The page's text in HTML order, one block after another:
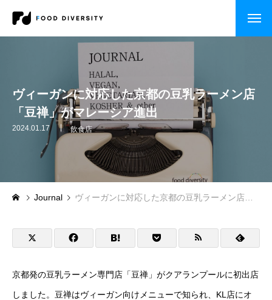
自治体・行政の方へ
セミナー・研修
企業事例
自治体事例
運営メディア
ヴィーガンに対応した京都の豆乳ラーメン店
「豆禅」がマレーシア進出
2024.01.17 飲食店
Journal ヴィーガンに対応した京都の豆乳ラーメン店「豆禅」がマレーシア進出
京都発の豆乳ラーメン専門店「豆禅」がクアランプールに初出店
しました。豆禅はヴィーガン向けメニューで知られ、KL店にオ